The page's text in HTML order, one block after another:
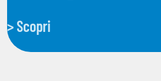
> Scopri